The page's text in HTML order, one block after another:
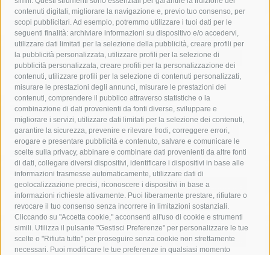
contenuti digitali, migliorare la navigazione e, previo tuo consenso, per
scopi pubblicitari. Ad esempio, potremmo utilizzare i tuoi dati per le
seguenti finalità: archiviare informazioni su dispositivo e/o accedervi,
utilizzare dati limitati per la selezione della pubblicità, creare profili per
la pubblicità personalizzata, utilizzare profili per la selezione di
pubblicità personalizzata, creare profili per la personalizzazione dei
contenuti, utilizzare profili per la selezione di contenuti personalizzati,
misurare le prestazioni degli annunci, misurare le prestazioni dei
contenuti, comprendere il pubblico attraverso statistiche o la
combinazione di dati provenienti da fonti diverse, sviluppare e
migliorare i servizi, utilizzare dati limitati per la selezione dei contenuti,
garantire la sicurezza, prevenire e rilevare frodi, correggere errori,
erogare e presentare pubblicità e contenuto, salvare e comunicare le
scelte sulla privacy, abbinare e combinare dati provenienti da altre fonti
di dati, collegare diversi dispositivi, identificare i dispositivi in base alle
informazioni trasmesse automaticamente, utilizzare dati di
geolocalizzazione precisi, riconoscere i dispositivi in base a
informazioni richieste attivamente. Puoi liberamente prestare, rifiutare o
revocare il tuo consenso senza incorrere in limitazioni sostanziali.
Cliccando su "Accetta cookie," acconsenti all'uso di cookie e strumenti
simili. Utilizza il pulsante "Gestisci Preferenze" per personalizzare le tue
scelte o "Rifiuta tutto" per proseguire senza cookie non strettamente
necessari. Puoi modificare le tue preferenze in qualsiasi momento
acqua allerta meteo
anas
area marina protetta di punta campanella
arresto
Asl Napoli 3 sud
capitaneria di porto capri
carabinieri
castellammare di stabia
circumvesuviana
comune di sorrento
concerto
contagi
costiera amalfitana
covid-19 eav
elezioni
fondazione sorrento
gori guardia costiera
incidente
lavori
lorenzo balducelli mare
massa lubrense
massimo coppola
Meta napoli
ordinanza
penisola sorrentina
piano di sorrento
polizia municipale
protezione civile
Regione Campania
sant'agnello
sindaco cuomo
sorrento studenti temporali
treni
turismo
Vico Equense villa fiorentino vincenzo de luca